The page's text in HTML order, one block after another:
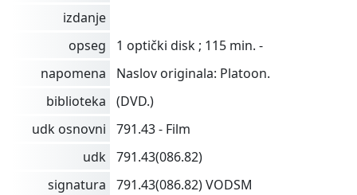
izdanje
opseg
1 optički disk ; 115 min. -
napomena
Naslov originala: Platoon.
biblioteka
(DVD.)
udk osnovni
791.43 - Film
udk 791.43(086.82)
signatura
791.43(086.82) VODSM